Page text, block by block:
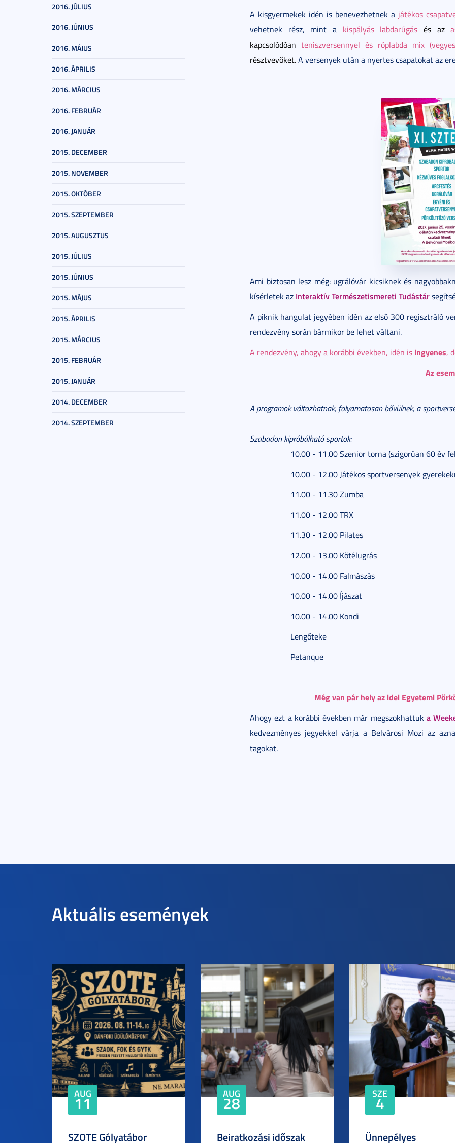
2016. JÚLIUS
2016. JÚNIUS
2016. MÁJUS
2016. ÁPRILIS
2016. MÁRCIUS
2016. FEBRUÁR
2016. JANUÁR
2015. DECEMBER
2015. NOVEMBER
2015. OKTÓBER
2015. SZEPTEMBER
2015. AUGUSZTUS
2015. JÚLIUS
2015. JÚNIUS
2015. MÁJUS
2015. ÁPRILIS
2015. MÁRCIUS
2015. FEBRUÁR
2015. JANUÁR
2014. DECEMBER
2014. SZEPTEMBER
A kisgyermekek idén is benevezhetnek a játékos
vehetnek rész, mint a kispályás labdarúgásés az
kapcsolódóan teniszversennyel és röplabda mix
résztvevőket.A versenyek után a nyertes csapatokat az
Ami biztosan lesz még: ugrálóvár kicsiknek és
kísérletek az Interaktív Természetismereti Tudástár
A piknik hangulat jegyében idén az első 300 regisztráló
rendezvény során bármikor be lehet váltani.
A rendezvény, ahogy a korábbi években, idén is ingyenes,
Az
A programok változhatnak, folyamatosan bővülnek, a
Szabadon kipróbálható sportok:
10.00 - 11.00 Szenior torna (szigorúan 60 év
10.00 - 12.00 Játékos sportversenyek
11.00 - 11.30 Zumba
11.00 - 12.00 TRX
11.30 - 12.00 Pilates
12.00 - 13.00 Kötélugrás
10.00 - 14.00 Falmászás
10.00 - 14.00 Íjászat
10.00 - 14.00 Kondi
Lengőteke
Petanque
Még van pár hely az idei Egyetemi
Ahogy ezt a korábbi években már megszokhattuk a
kedvezményes jegyekkel várja a Belvárosi Mozi az
tagokat.
Aktuális események
AUG
11
SZOTE Gólyatábor
AUG
28
Beiratkozási időszak
SZE
4
Ünnepélyes